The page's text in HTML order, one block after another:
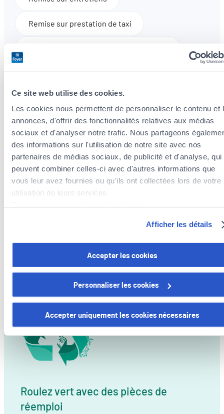
Ce site web utilise des cookies.
Les cookies nous permettent de personnaliser le contenu et
annonces, d'offrir des fonctionnalités relatives aux médias
sociaux et d'analyser notre trafic. Nous partageons
des informations sur l'utilisation de notre site avec nos
partenaires de médias sociaux, de publicité et d'analyse, qui
peuvent combiner celles-ci avec d'autres informations que
vous leur avez fournies ou qu'ils ont collectées lors de votre
utilisation de leurs services.
Vous avez la possibilité de retirer votre consentement à tout
moment en cliquant sur le lien "gestion des cookies" en bas
Certains de ces cookies sont strictement nécessaires au
fonctionnement du site. Notez que si vous désactivez des
cookies utilisés ici, il se peut que certaines fonctionnalités ou
parties de ce site Web ne soient plus normalement
accessibles. D'autres sont utilisés pour :
Améliorer votre expérience utilisateur, en personnalisant
comprenant comment vous arrivez sur notre site.
Proposer des offres et services personnalisés et en
Afficher les détails
Accepter les cookies
Personnaliser les cookies
Accepter uniquement les cookies nécessaires
Remise sur prestation de taxi
Pick-up Pré-contrôle technique offert*
Pick-up 10km Pick-up 35km
Nettoyage extérieur à la main
*Sur rendez-vous
Nos partenaires(28)
Roulez vert avec des pièces de
réemploi